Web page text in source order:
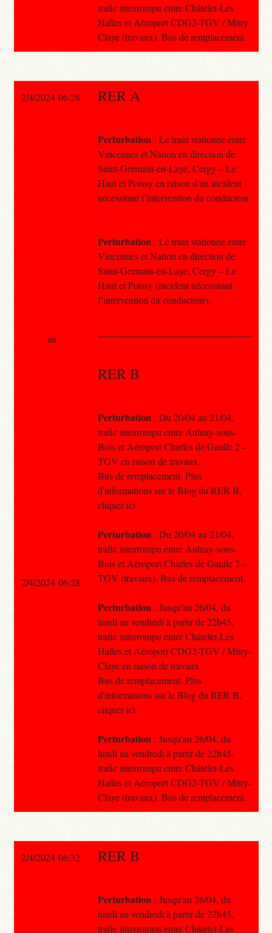
trafic interrompu entre Châtelet-Les
Halles et Aéroport CDG2-TGV / Mitry-
Claye (travaux). Bus de remplacement.
2/4/2024 06:28 RER A
Perturbation : Le train stationne entre
Vincennes et Nation en direction de
Saint-Germain-en-Laye, Cergy – Le
Haut et Poissy en raison d'un incident
nécessitant l’intervention du conducteur
.
Perturbation : Le train stationne entre
Vincennes et Nation en direction de
Saint-Germain-en-Laye, Cergy – Le
Haut et Poissy (incident nécessitant
l’intervention du conducteur).
RER B
Perturbation : Du 20/04 au 21/04,
trafic interrompu entre Aulnay-sous-
Bois et Aéroport Charles de Gaulle 2 –
TGV en raison de travaux.
Bus de remplacement. Plus
d'informations sur le Blog du RER B,
cliquer ici
Perturbation : Du 20/04 au 21/04,
trafic interrompu entre Aulnay-sous-
Bois et Aéroport Charles de Gaulle 2 –
TGV (travaux). Bus de remplacement.
Perturbation : Jusqu'au 26/04, du
lundi au vendredi à partir de 22h45,
trafic interrompu entre Châtelet-Les
Halles et Aéroport CDG2-TGV / Mitry-
Claye en raison de travaux.
Bus de remplacement. Plus
d'informations sur le Blog du RER B,
cliquer ici
Perturbation : Jusqu'au 26/04, du
lundi au vendredi à partir de 22h45,
trafic interrompu entre Châtelet-Les
Halles et Aéroport CDG2-TGV / Mitry-
Claye (travaux). Bus de remplacement.
au
2/4/2024 06:28
2/4/2024 06:32 RER B
Perturbation : Jusqu'au 26/04, du
lundi au vendredi à partir de 22h45,
trafic interrompu entre Châtelet-Les